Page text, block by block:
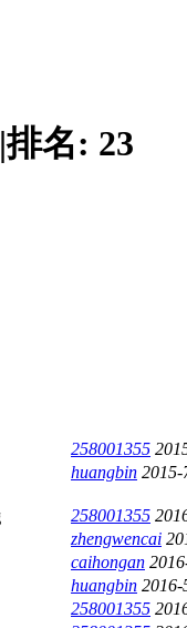
|排名: 23
258001355
huangbin 2015-
258001355
zhengwencai
caihongan
huangbin 2016-
258001355